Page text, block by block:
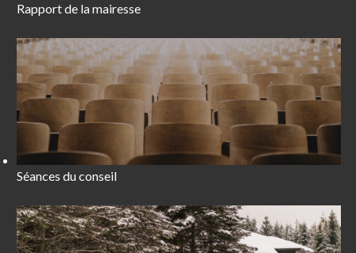
Rapport de la mairesse
Séances du conseil